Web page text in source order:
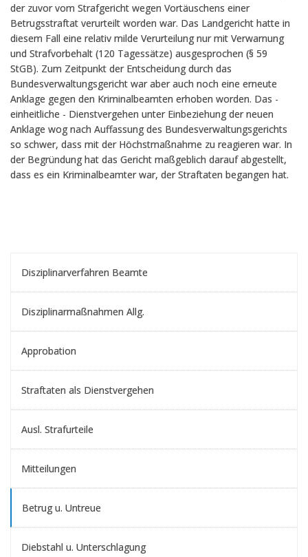
der zuvor vom Strafgericht wegen Vortäuschens einer
Betrugsstraftat verurteilt worden war. Das Landgericht hatte in
diesem Fall eine relativ milde Verurteilung nur mit Verwarnung
und Strafvorbehalt (120 Tagessätze) ausgesprochen (§ 59
StGB). Zum Zeitpunkt der Entscheidung durch das
Bundesverwaltungsgericht war aber auch noch eine erneute
Anklage gegen den Kriminalbeamten erhoben worden. Das -
einheitliche - Dienstvergehen unter Einbeziehung der neuen
Anklage wog nach Auffassung des Bundesverwaltungsgerichts
so schwer, dass mit der Höchstmaßnahme zu reagieren war. In
der Begründung hat das Gericht maßgeblich darauf abgestellt,
dass es ein Kriminalbeamter war, der Straftaten begangen hat.
Disziplinarverfahren Beamte
Disziplinarmaßnahmen Allg.
Approbation
Straftaten als Dienstvergehen
Ausl. Strafurteile
Mitteilungen
Betrug u. Untreue
Diebstahl u. Unterschlagung